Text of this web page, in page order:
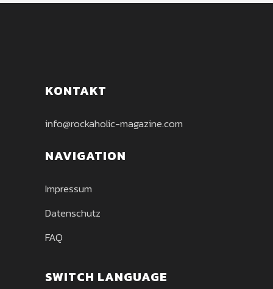
KONTAKT
info@rockaholic-magazine.com
NAVIGATION
Impressum
Datenschutz
FAQ
SWITCH LANGUAGE